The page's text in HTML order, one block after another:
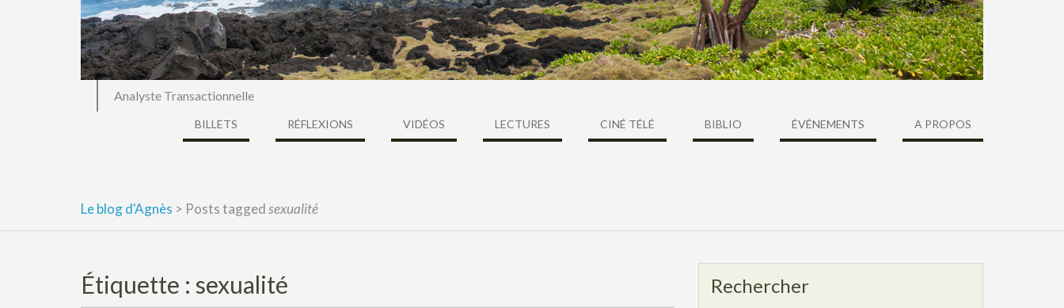
Analyste Transactionnelle
BILLETS RÉFLEXIONS VIDÉOS LECTURES CINÉ TÉLÉ BIBLIO ÉVÉNEMENTS A PROPOS
Le blog d'Agnès > Posts taggedsexualité
Étiquette : sexualité Rechercher